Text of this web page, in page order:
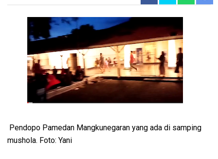
Pendopo Pamedan Mangkunegaran yang ada di samping
mushola. Foto: Yani